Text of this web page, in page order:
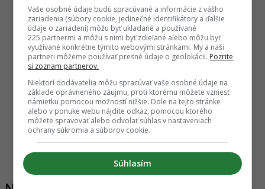
Startitup
Necelé 2 hodiny od Slovenska sa stavia
Vaše osobné údaje budú spracúvané a informácie z vášho
zariadenia (súbory cookie, jedinečné identifikátory a ďalšie
údaje o zariadení) môžu byť ukladané a používané
225 partnermi a môžu s nimi byť zdieľané alebo môžu byť
využívané konkrétne týmito webovými stránkami. My a naši
partneri môžeme používať presné údaje o geolokácii. Pozrite
si zoznam partnerov.
Niektorí dodávatelia môžu spracúvať vaše osobné údaje na
základe oprávneného záujmu, proti ktorému môžete vzniesť
námietku pomocou možností nižšie. Dole na tejto stránke
alebo v ponuke webu nájdite odkaz, pomocou ktorého
môžete spravovať alebo odvolať súhlas v nastaveniach
ochrany súkromia a súborov cookie.
Súhlasím